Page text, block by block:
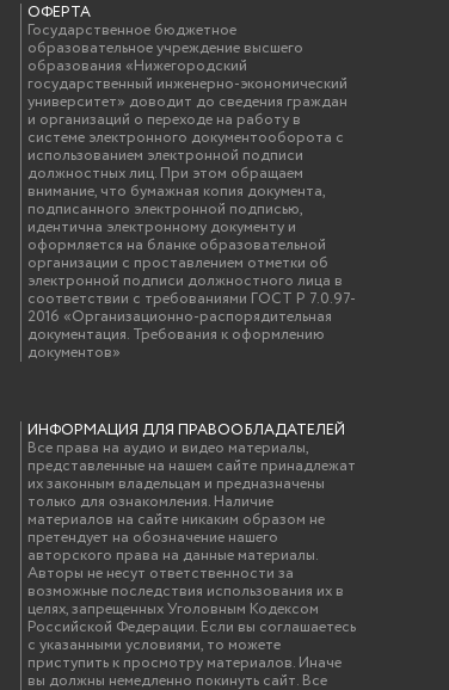
ОФЕРТА
Государственное бюджетное
образовательное учреждение высшего
образования «Нижегородский
государственный инженерно-экономический
университет» доводит до сведения граждан
и организаций о переходе на работу в
системе электронного документооборота с
использованием электронной подписи
должностных лиц. При этом обращаем
внимание, что бумажная копия документа,
подписанного электронной подписью,
идентична электронному документу и
оформляется на бланке образовательной
организации с проставлением отметки об
электронной подписи должностного лица в
соответствии с требованиями ГОСТ Р 7.0.97-
2016 «Организационно-распорядительная
документация. Требования к оформлению
документов»
ИНФОРМАЦИЯ ДЛЯ ПРАВООБЛАДАТЕЛЕЙ
Все права на аудио и видео материалы,
представленные на нашем сайте принадлежат
их законным владельцам и предназначены
только для ознакомления. Наличие
материалов на сайте никаким образом не
претендует на обозначение нашего
авторского права на данные материалы.
Авторы не несут ответственности за
возможные последствия использования их в
целях, запрещенных Уголовным Кодексом
Российской Федерации. Если вы соглашаетесь
с указанными условиями, то можете
приступить к просмотру материалов. Иначе
вы должны немедленно покинуть сайт. Все